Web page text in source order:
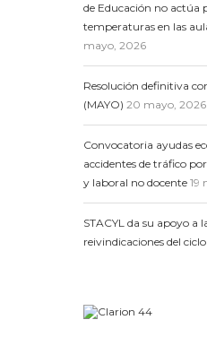
de Educación no actúa
temperaturas en las
mayo, 2026
Resolución definitiva
(MAYO) 20 mayo, 2026
Convocatoria ayudas
accidentes de tráfico
y laboral no docente 19
STACYL da su apoyo a
reivindicaciones del